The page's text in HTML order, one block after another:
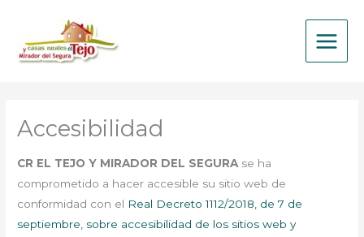
contenido
Accesibilidad
CR EL TEJO Y MIRADOR DEL SEGURA se ha
comprometido a hacer accesible su sitio web de
conformidad con el Real Decreto 1112/2018, de 7 de
septiembre, sobre accesibilidad de los sitios web y